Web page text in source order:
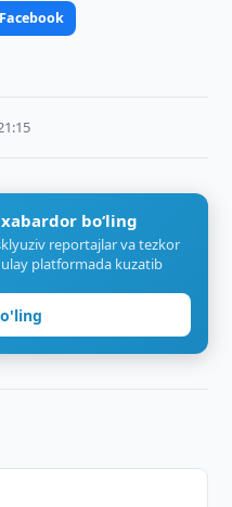
Facebook
bo‘ling
reportajlar va tezkor
platformada kuzatib